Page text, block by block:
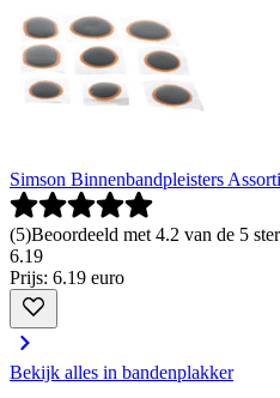
Simson Binnenbandpleisters
(5)Beoordeeld met 4.2 van de 5
6.19
Prijs: 6.19 euro
Bekijk alles in bandenplakker